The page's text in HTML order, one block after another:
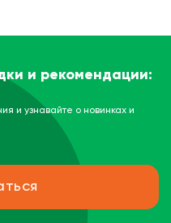
и рекомендации:
и узнавайте о новинках и